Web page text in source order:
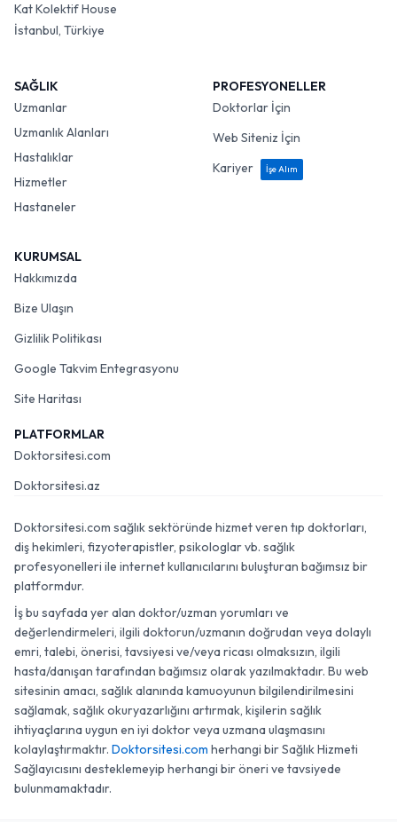
Kat Kolektif House
İstanbul, Türkiye
SAĞLIK
Uzmanlar
Uzmanlık Alanları
Hastalıklar
Hizmetler
Hastaneler
PROFESYONELLER
Doktorlar İçin
Web Siteniz İçin
Kariyer
İşe Alım
KURUMSAL
Hakkımızda
Bize Ulaşın
Gizlilik Politikası
Google Takvim Entegrasyonu
Site Haritası
PLATFORMLAR
Doktorsitesi.com
Doktorsitesi.az
Doktorsitesi.com sağlık sektöründe hizmet veren tıp doktorları,
diş hekimleri, fizyoterapistler, psikologlar vb. sağlık
profesyonelleri ile internet kullanıcılarını buluşturan bağımsız bir
platformdur.
İş bu sayfada yer alan doktor/uzman yorumları ve
değerlendirmeleri, ilgili doktorun/uzmanın doğrudan veya dolaylı
emri, talebi, önerisi, tavsiyesi ve/veya ricası olmaksızın, ilgili
hasta/danışan tarafından bağımsız olarak yazılmaktadır. Bu web
sitesinin amacı, sağlık alanında kamuoyunun bilgilendirilmesini
sağlamak, sağlık okuryazarlığını artırmak, kişilerin sağlık
ihtiyaçlarına uygun en iyi doktor veya uzmana ulaşmasını
kolaylaştırmaktır. Doktorsitesi.com herhangi bir Sağlık Hizmeti
Sağlayıcısını desteklemeyip herhangi bir öneri ve tavsiyede
bulunmamaktadır.